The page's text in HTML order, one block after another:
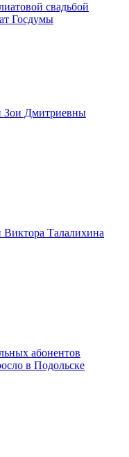
свадьбой
Госдумы
Зои Дмитриевны
Талалихина
абонентов
в Подольске